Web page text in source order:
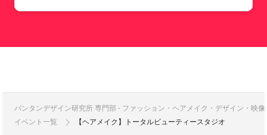
バンタンデザイン研究所 専門部 - ファッション・ヘアメイク・デザイン・映
イベント一覧
【ヘアメイク】トータルビューティースタジオ